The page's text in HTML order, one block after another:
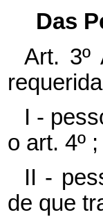
Das
Art. 3º
I -
o art. 4º ;
II -
de que